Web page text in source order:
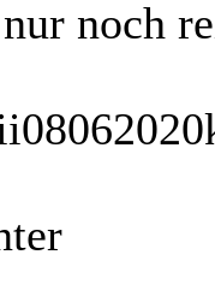
nur noch